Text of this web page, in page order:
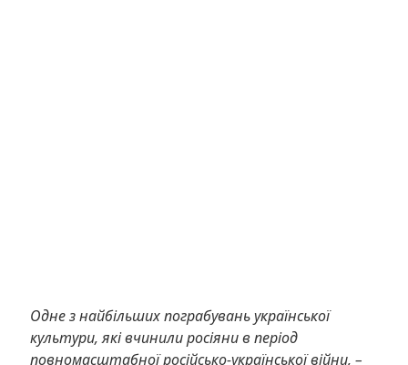
Одне з найбільших пограбувань української
культури, які вчинили росіяни в період
повномасштабної російсько-української війни, –